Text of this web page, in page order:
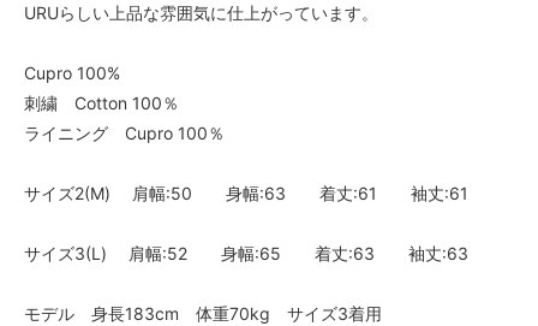
URUらしい上品な雰囲気に仕上がっています。
Cupro 100%
刺繍 Cotton 100％
ライニング Cupro 100％
サイズ2(M) 肩幅:50 身幅:63 着丈:61 袖丈:61
サイズ3(L) 肩幅:52 身幅:65 着丈:63 袖丈:63
モデル 身長183cm 体重70kg サイズ3着用